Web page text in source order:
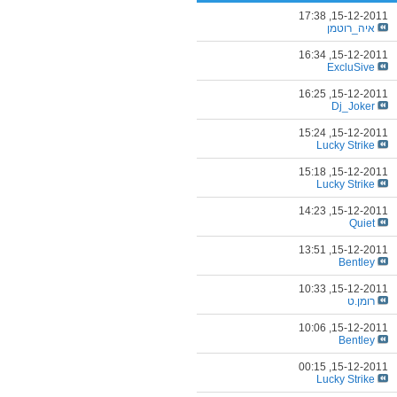
15-12-2011,
17:38
איה_רוטמן
15-12-2011,
16:34
ExcluSive
15-12-2011,
16:25
Dj_Joker
15-12-2011,
15:24
Lucky Strike
15-12-2011,
15:18
Lucky Strike
15-12-2011,
14:23
Quiet
15-12-2011,
13:51
Bentley
15-12-2011,
10:33
רומן.ט
15-12-2011,
10:06
Bentley
15-12-2011,
00:15
Lucky Strike